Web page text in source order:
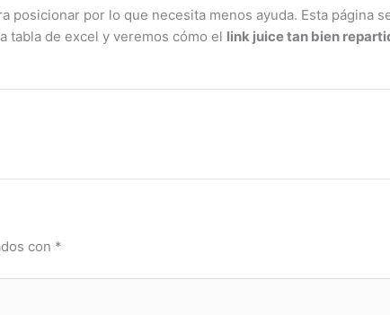
por lo que necesita menos ayuda. Esta página
tabla de excel y veremos cómo el link juice tan bien
con *